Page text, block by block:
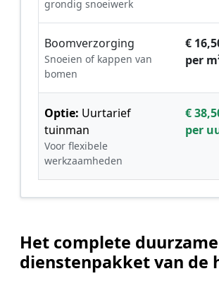
grondig snoeiwerk
Boomverzorging
Snoeien of kappen van
bomen
€
per
Optie: Uurtarief
tuinman
Voor flexibele
werkzaamheden
€
per
Het complete duurzame
dienstenpakket van de